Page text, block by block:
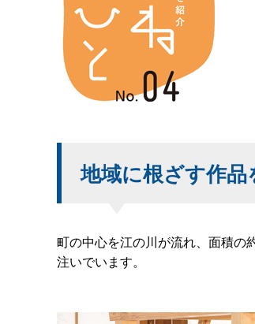
地域に根ざす作
町の中心を江の川が流れ、面積の
注いでいます。